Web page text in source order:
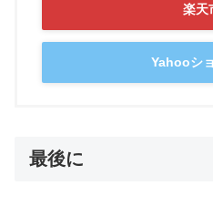
楽天
Yahooシ
最後に